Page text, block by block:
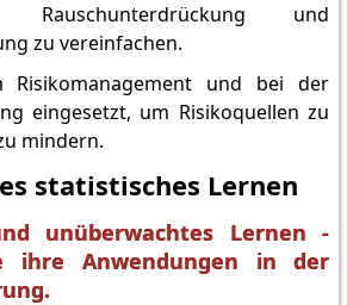
Rauschunterdrückung und
zu vereinfachen.
und bei der
eingesetzt, um Risikoquellen zu
mindern.
statistisches Lernen
unüberwachtes Lernen -
ihre Anwendungen in der